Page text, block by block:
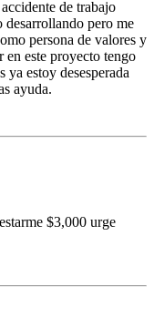
de trabajo
pero me
persona de valores y
este proyecto tengo
ya estoy desesperada
ayuda.
$3,000 urge